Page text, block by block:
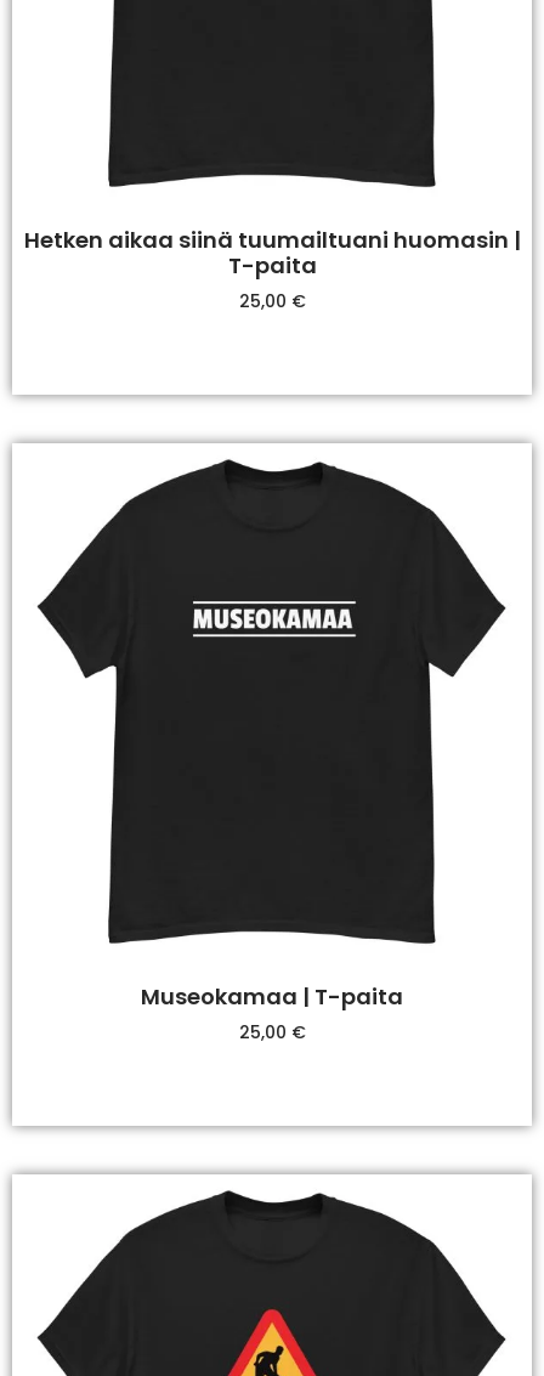
Hetken aikaa siinä tuumailtuani huomasin |
T-paita
25,00 €
Museokamaa | T-paita
25,00 €